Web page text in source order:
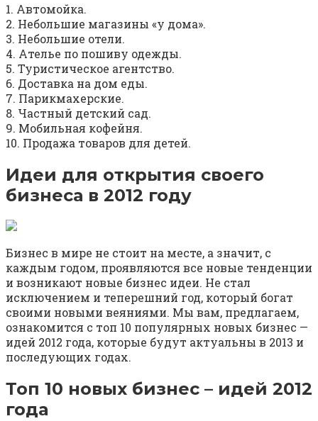
1. Автомойка.
2. Небольшие магазины «у дома».
3. Небольшие отели.
4. Ателье по пошиву одежды.
5. Туристическое агентство.
6. Доставка на дом еды.
7. Парикмахерские.
8. Частный детский сад.
9. Мобильная кофейня.
10. Продажа товаров для детей.
Идеи для открытия своего
бизнеса в 2012 году
Бизнес в мире не стоит на месте, а значит, с
каждым годом, проявляются все новые тенденции
и возникают новые бизнес идеи. Не стал
исключением и теперешний год, который богат
своими новыми веяниями. Мы вам, предлагаем,
ознакомится с топ 10 популярных новых бизнес —
идей 2012 года, которые будут актуальны в 2013 и
последующих годах.
Топ 10 новых бизнес – идей 2012
года